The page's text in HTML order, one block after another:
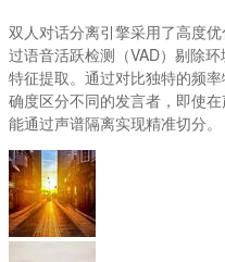
双人对话分离引擎采用了高度
过语音活跃检测（VAD）剔除
特征提取。通过对比独特的频
确度区分不同的发言者，即使
能通过声谱隔离实现精准切分。